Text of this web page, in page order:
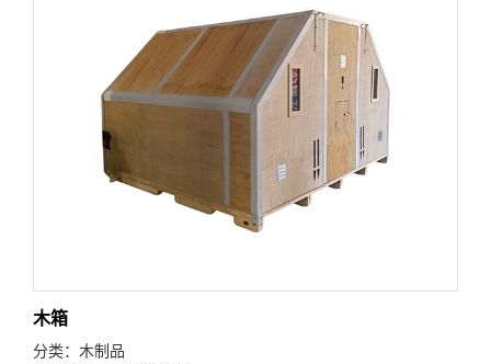
木箱
分类： 木制品